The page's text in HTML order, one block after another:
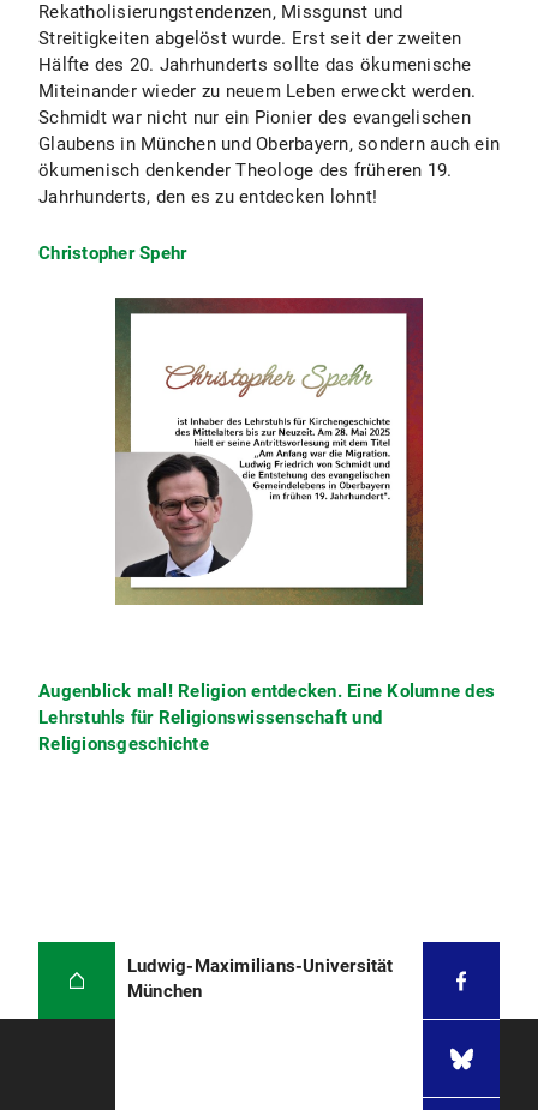
Rekatholisierungstendenzen, Missgunst und
Streitigkeiten abgelöst wurde. Erst seit der zweiten
Hälfte des 20. Jahrhunderts sollte das ökumenische
Miteinander wieder zu neuem Leben erweckt werden.
Schmidt war nicht nur ein Pionier des evangelischen
Glaubens in München und Oberbayern, sondern auch ein
ökumenisch denkender Theologe des früheren 19.
Jahrhunderts, den es zu entdecken lohnt!
Christopher Spehr
Augenblick mal! Religion entdecken. Eine Kolumne des
Lehrstuhls für Religionswissenschaft und
Religionsgeschichte
Ludwig-Maximilians-Universität
München